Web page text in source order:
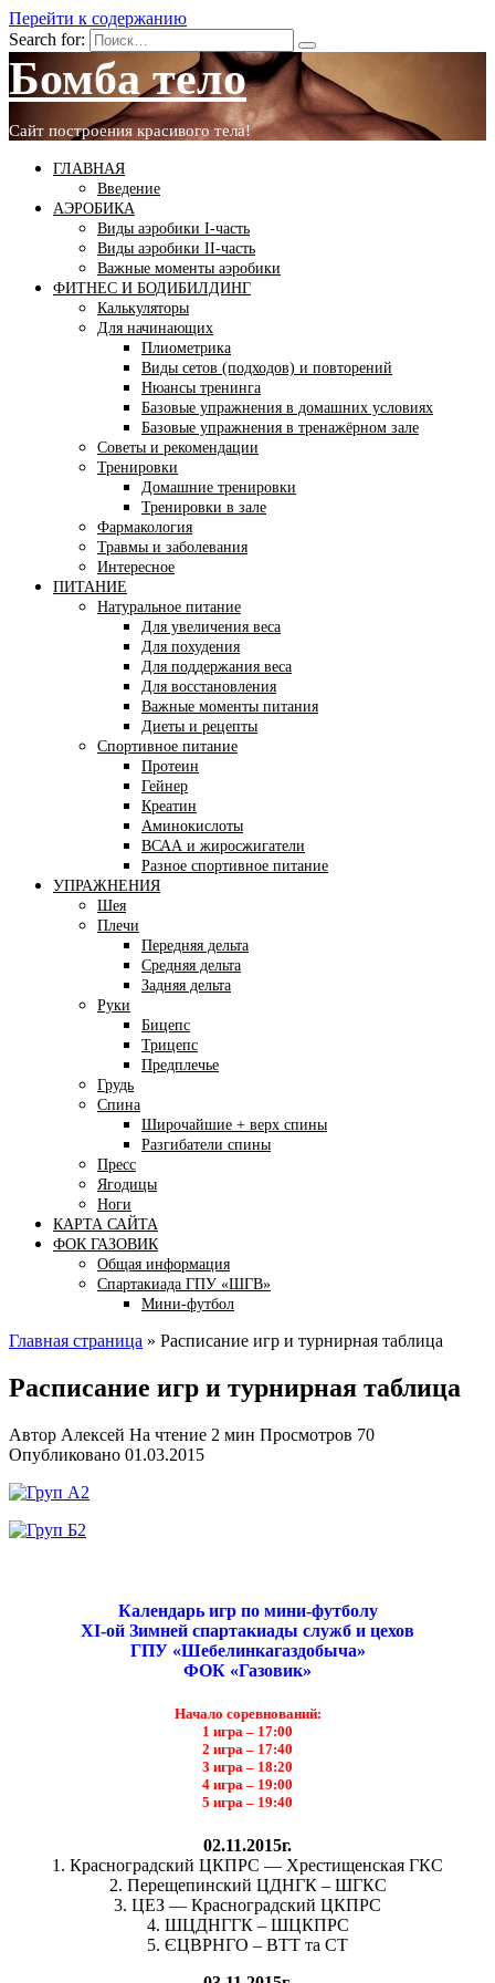
Перейти к содержанию
Search for:
Бомба тело
Сайт построения красивого тела!
ГЛАВНАЯ
Введение
АЭРОБИКА
Виды аэробики І-часть
Виды аэробики ІІ-часть
Важные моменты аэробики
ФИТНЕС И БОДИБИЛДИНГ
Калькуляторы
Для начинающих
Плиометрика
Виды сетов (подходов) и повторений
Нюансы тренинга
Базовые упражнения в домашних условиях
Базовые упражнения в тренажёрном зале
Советы и рекомендации
Тренировки
Домашние тренировки
Тренировки в зале
Фармакология
Травмы и заболевания
Интересное
ПИТАНИЕ
Натуральное питание
Для увеличения веса
Для похудения
Для поддержания веса
Для восстановления
Важные моменты питания
Диеты и рецепты
Спортивное питание
Протеин
Гейнер
Креатин
Аминокислоты
ВСАА и жиросжигатели
Разное спортивное питание
УПРАЖНЕНИЯ
Шея
Плечи
Передняя дельта
Средняя дельта
Задняя дельта
Руки
Бицепс
Трицепс
Предплечье
Грудь
Спина
Широчайшие + верх спины
Разгибатели спины
Пресс
Ягодицы
Ноги
КАРТА САЙТА
ФОК ГАЗОВИК
Общая информация
Спартакиада ГПУ «ШГВ»
Мини-футбол
Главная страница » Расписание игр и турнирная таблица
Расписание игр и турнирная таблица
Автор Алексей На чтение 2 мин Просмотров 70
Опубликовано 01.03.2015
Календарь игр по мини-футболу
ХI-ой Зимней спартакиады служб и цехов
ГПУ «Шебелинкагаздобыча»
ФОК «Газовик»
Начало соревнований:
1 игра – 17:00
2 игра – 17:40
3 игра – 18:20
4 игра – 19:00
5 игра – 19:40
02.11.2015г.
1. Красноградский ЦКПРС — Хрестищенская ГКС
2. Перещепинский ЦДНГК – ШГКС
3. ЦЕЗ — Красноградский ЦКПРС
4. ШЦДНГГК – ШЦКПРС
5. ЄЦВРНГО – ВТТ та СТ